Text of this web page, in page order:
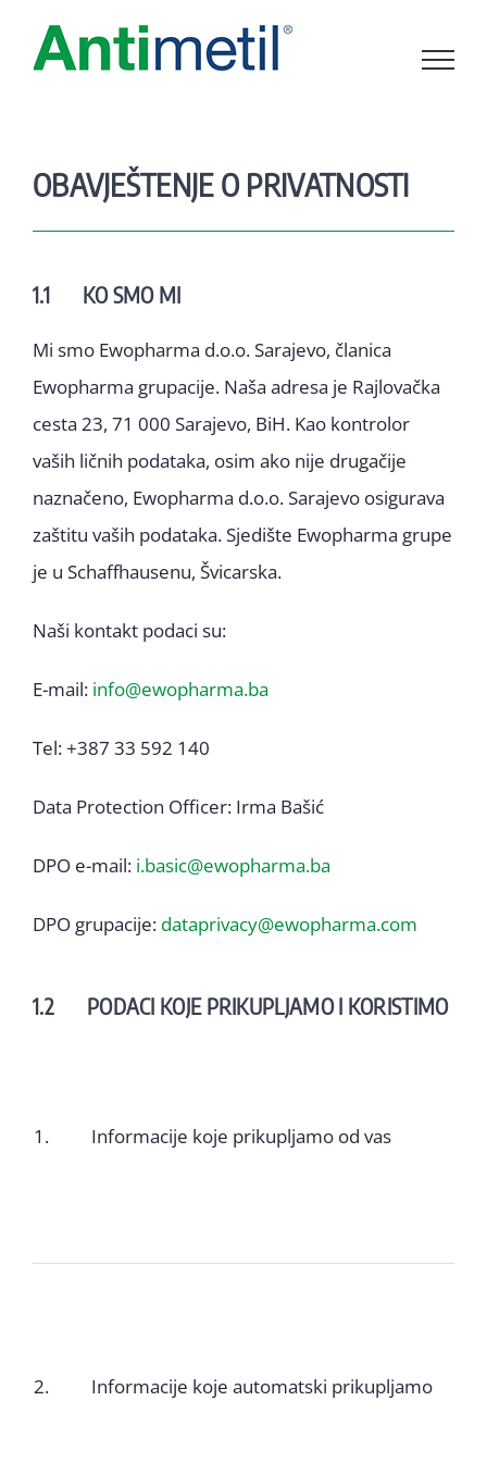
OBAVJEŠTENJE O PRIVATNOSTI
1.1 KO SMO MI
Mi smo Ewopharma d.o.o. Sarajevo, članica
Ewopharma grupacije. Naša adresa je Rajlovačka
cesta 23, 71 000 Sarajevo, BiH. Kao kontrolor
vaših ličnih podataka, osim ako nije drugačije
naznačeno, Ewopharma d.o.o. Sarajevo osigurava
zaštitu vaših podataka. Sjedište Ewopharma grupe
je u Schaffhausenu, Švicarska.
Naši kontakt podaci su:
E-mail: info@ewopharma.ba
Tel: +387 33 592 140
Data Protection Officer: Irma Bašić
DPO e-mail: i.basic@ewopharma.ba
DPO grupacije: dataprivacy@ewopharma.com
1.2 PODACI KOJE PRIKUPLJAMO I KORISTIMO
1. Informacije koje prikupljamo od vas
2. Informacije koje automatski prikupljamo